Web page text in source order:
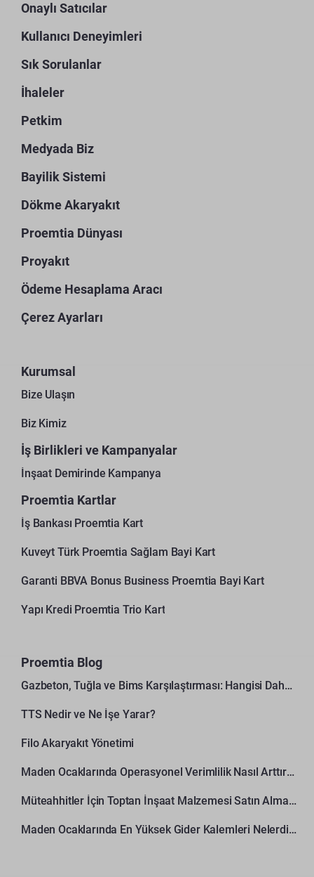
Onaylı Satıcılar
Kullanıcı Deneyimleri
Sık Sorulanlar
İhaleler
Petkim
Medyada Biz
Bayilik Sistemi
Dökme Akaryakıt
Proemtia Dünyası
Proyakıt
Ödeme Hesaplama Aracı
Çerez Ayarları
Kurumsal
Bize Ulaşın
Biz Kimiz
İş Birlikleri ve Kampanyalar
İnşaat Demirinde Kampanya
Proemtia Kartlar
İş Bankası Proemtia Kart
Kuveyt Türk Proemtia Sağlam Bayi Kart
Garanti BBVA Bonus Business Proemtia Bayi Kart
Yapı Kredi Proemtia Trio Kart
Proemtia Blog
Gazbeton, Tuğla ve Bims Karşılaştırması: Hangisi Daha Avantajlı?
TTS Nedir ve Ne İşe Yarar?
Filo Akaryakıt Yönetimi
Maden Ocaklarında Operasyonel Verimlilik Nasıl Arttırılır?
Müteahhitler İçin Toptan İnşaat Malzemesi Satın Alma Rehberi
Maden Ocaklarında En Yüksek Gider Kalemleri Nelerdir?